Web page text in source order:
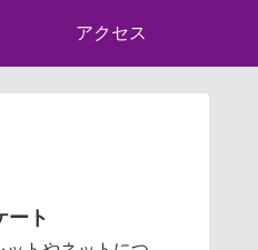
アクセス
ート